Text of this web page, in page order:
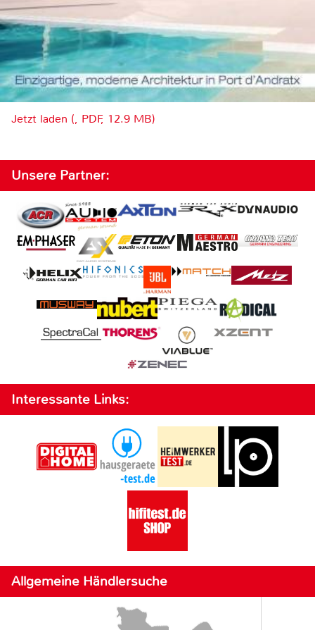
Jetzt laden (, PDF, 12.9 MB)
Unsere Partner:
Interessante Links:
Allgemeine Händlersuche